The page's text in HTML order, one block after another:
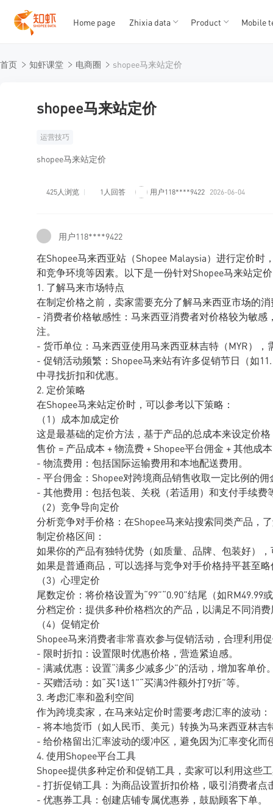
12345
Home page Zhixia data Product Mobile
首页 知虾课堂 电商圈 shopee马来站定价
shopee马来站定价
运营技巧
shopee马来站定价
425人浏览 1人回答 用户118****9422 2026-06-04
用户118****9422
在Shopee马来西亚站（Shopee Malaysia）进行定价
和竞争环境等因素。以下是一份针对Shopee马来站定
1. 了解马来市场特点
在制定价格之前，卖家需要充分了解马来西亚市场的
- 消费者价格敏感性：马来西亚消费者对价格较为敏
注。
- 货币单位：马来西亚使用马来西亚林吉特（MYR）
- 促销活动频繁：Shopee马来站有许多促销节日（如
中寻找折扣和优惠。
2. 定价策略
在Shopee马来站定价时，可以参考以下策略：
（1）成本加成定价
这是最基础的定价方法，基于产品的总成本来设定价格
售价 = 产品成本 + 物流费 + Shopee平台佣金 + 其他成
- 物流费用：包括国际运输费用和本地配送费用。
- 平台佣金：Shopee对跨境商品销售收取一定比例的
- 其他费用：包括包装、关税（若适用）和支付手续费
（2）竞争导向定价
分析竞争对手价格：在Shopee马来站搜索同类产品，
制定价格区间：
如果你的产品有独特优势（如质量、品牌、包装好）
如果是普通商品，可以选择与竞争对手价格持平甚至略
（3）心理定价
尾数定价：将价格设置为“99”“0.90”结尾（如
分档定价：提供多种价格档次的产品，以满足不同消
（4）促销定价
Shopee马来消费者非常喜欢参与促销活动，合理利用
- 限时折扣：设置限时优惠价格，营造紧迫感。
- 满减优惠：设置“满多少减多少”的活动，增加客单价
- 买赠活动：如“买1送1”“买满3件额外打9折”等。
3. 考虑汇率和盈利空间
作为跨境卖家，在马来站定价时需要考虑汇率的波动：
- 将本地货币（如人民币、美元）转换为马来西亚林吉
- 给价格留出汇率波动的缓冲区，避免因为汇率变化而
4. 使用Shopee平台工具
Shopee提供多种定价和促销工具，卖家可以利用这些
- 打折促销工具：为商品设置折扣价格，吸引消费者点
- 优惠券工具：创建店铺专属优惠券，鼓励顾客下单。